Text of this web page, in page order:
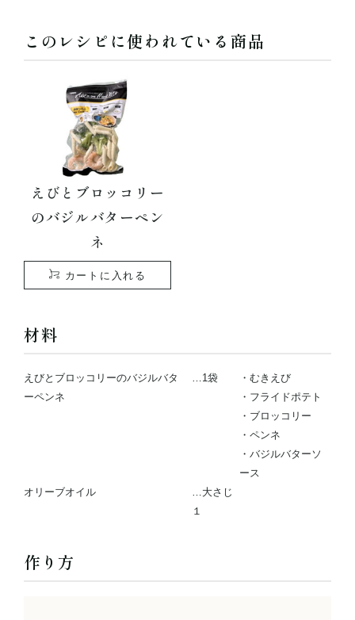
このレシピに使われている商品
えびとブロッコリー
のバジルバターペン
ネ
カートに入れる
材料
えびとブロッコリーのバジルバタ
ーペンネ
…1袋
・むきえび
・フライドポテト
・ブロッコリー
・ペンネ
・バジルバターソ
ース
オリーブオイル
…大さじ
１
作り方